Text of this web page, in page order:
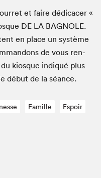
et faire dédi­cac­er «
DE LA BAG­NOLE.
en place un sys­tème
de vous ren­
du kiosque indiqué plus
début de la séance.
Famille
Espoir